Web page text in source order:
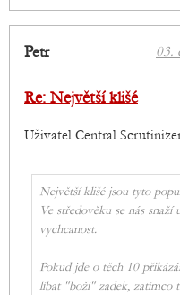
03.
Petr
Re: Největší klišé
Uživatel Central
Největší klišé jsou tyto
Ve středověku se nás snaží
vychcanost.
Pokud jde o těch 10
líbat "boží" zadek, zatímco